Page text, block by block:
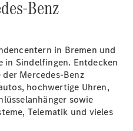
in Bremen und
Sindelfingen. Entdecken
Mercedes-Benz
hochwertige Uhren,
sowie
Telematik und vieles